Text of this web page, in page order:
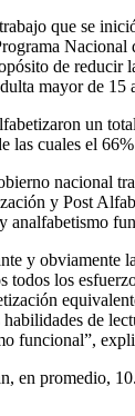
que se
Nacional
de reducir
mayor de 15
un
las cuales el
nacional
y Post
analfabetismo
y obviamente
todos los
de
funcional”,
en promedio,